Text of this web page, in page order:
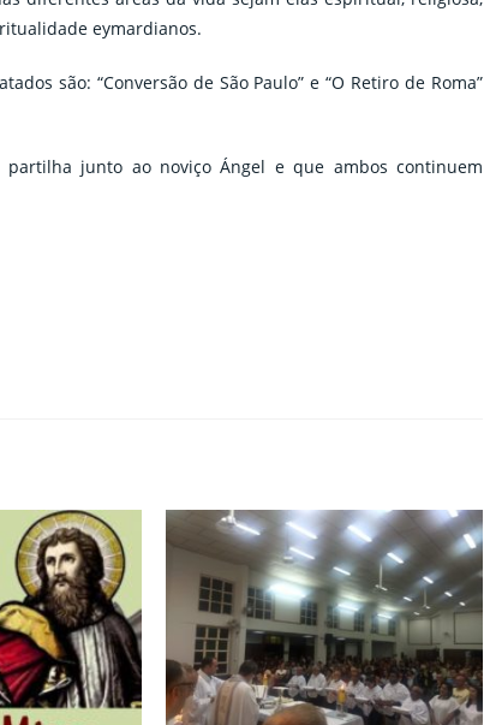
eymardianos.
são: “Conversão de São Paulo” e “O Retiro de Roma”
partilha junto ao noviço Ángel e que ambos continuem